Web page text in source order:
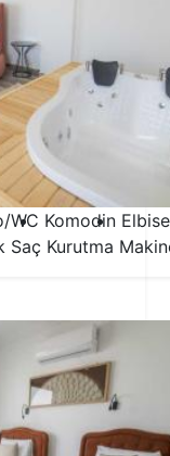
WC Komodin
Saç Kurutma